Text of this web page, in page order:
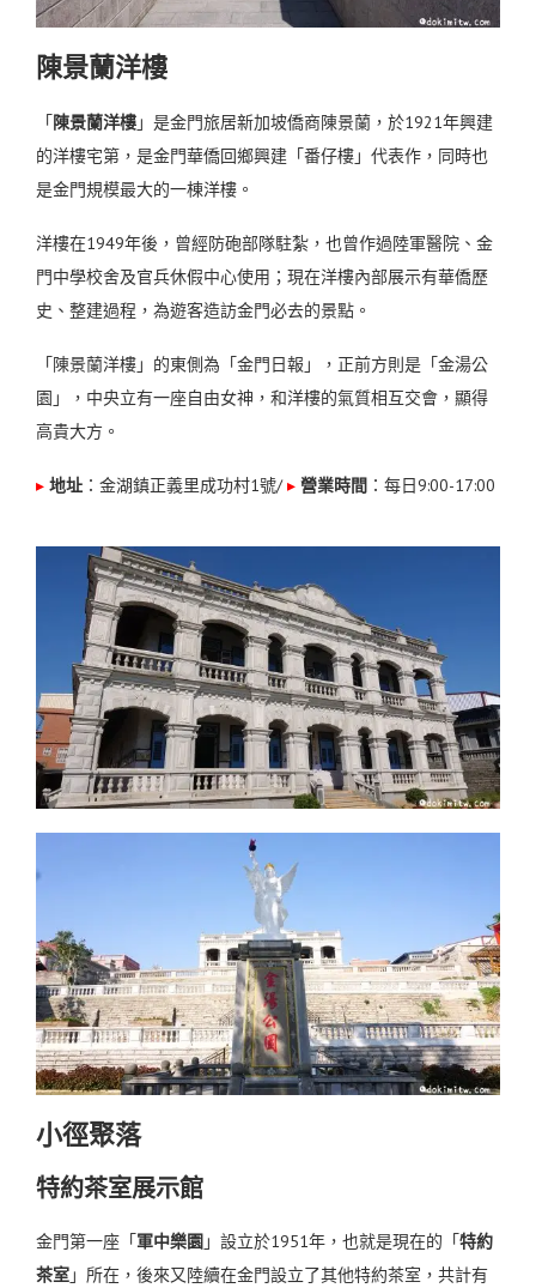
陳景蘭洋樓
「 陳景蘭洋樓」是金門旅居新加坡僑商陳景蘭，於1921年興建
的洋樓宅第，是金門華僑回鄉興建「番仔樓」代表作，同時也
是金門規模最大的一棟洋樓。
洋樓在1949年後，曾經防砲部隊駐紮，也曾作過陸軍醫院、金
門中學校舍及官兵休假中心使用；現在洋樓內部展示有華僑歷
史、整建過程， 為遊客造訪金門必去的景點。
「陳景蘭洋樓」的東側為「金門日報」，正前方則是「金湯公
園」，中央立有一座自由女神，和洋樓的氣質相互交會，顯得
高貴大方。
▸ 地址 ：金湖鎮正義里成功村1號/▸ 營業時間 ：每日9:00-17:00
小徑聚落
特約茶室展示館
金門第一座「軍中樂園」設立於1951年，也就是現在的「特約
茶室」所在，後來又陸續在金門設立了其他特約茶室，共計有